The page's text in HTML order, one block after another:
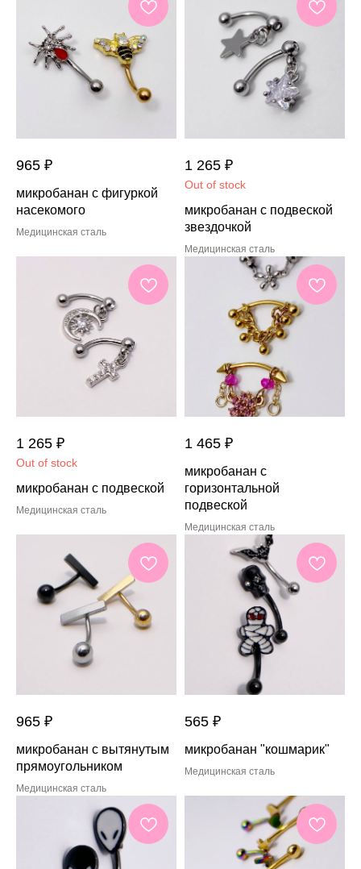
965 ₽
микробанан с фигуркой
насекомого
Медицинская сталь
1 265 ₽
Out of stock
микробанан с подвеской
звездочкой
Медицинская сталь
1 265 ₽
Out of stock
микробанан с подвеской
Медицинская сталь
1 465 ₽
микробанан с
горизонтальной
подвеской
Медицинская сталь
965 ₽
микробанан с вытянутым
прямоугольником
Медицинская сталь
565 ₽
микробанан "кошмарик"
Медицинская сталь